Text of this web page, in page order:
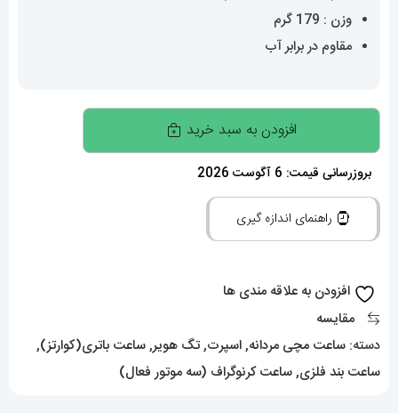
وزن : 179 گرم
مقاوم در برابر آب
ساعت
تگ
هویر
مردانه
کرنوگراف
استیل
افزودن به سبد خرید
بروزرسانی قیمت: 6 آگوست 2026
راهنمای اندازه گیری
افزودن به علاقه مندی ها
مقایسه
دسته: ساعت مچی مردانه,اسپرت,تگ هویر,ساعت باتری(کوارتز),
ساعت بند فلزی,ساعت کرنوگراف (سه موتور فعال)